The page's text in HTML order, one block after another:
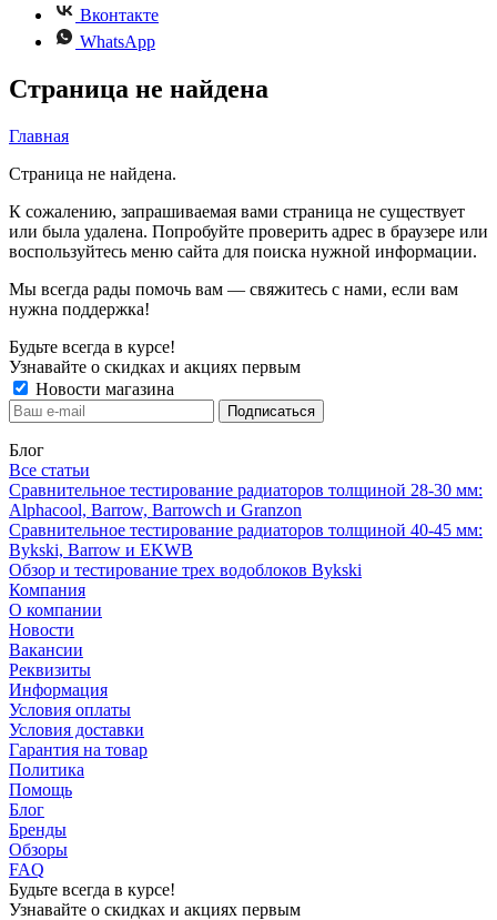
Вконтакте
WhatsApp
Страница не найдена
Главная
Страница не найдена.
К сожалению, запрашиваемая вами страница не существует
или была удалена. Попробуйте проверить адрес в браузере или
воспользуйтесь меню сайта для поиска нужной информации.
Мы всегда рады помочь вам — свяжитесь с нами, если вам
нужна поддержка!
Будьте всегда в курсе!
Узнавайте о скидках и акциях первым
Новости магазина
Блог
Все статьи
Сравнительное тестирование радиаторов толщиной 28-30 мм:
Alphacool, Barrow, Barrowch и Granzon
Сравнительное тестирование радиаторов толщиной 40-45 мм:
Bykski, Barrow и EKWB
Обзор и тестирование трех водоблоков Bykski
Компания
О компании
Новости
Вакансии
Реквизиты
Информация
Условия оплаты
Условия доставки
Гарантия на товар
Политика
Помощь
Блог
Бренды
Обзоры
FAQ
Будьте всегда в курсе!
Узнавайте о скидках и акциях первым